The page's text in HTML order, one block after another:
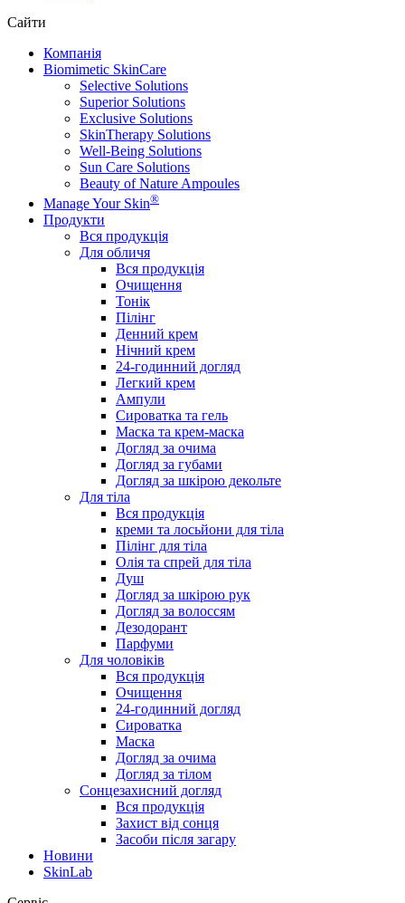
Сайти
Компанія
Biomimetic SkinCare
Selective Solutions
Superior Solutions
Exclusive Solutions
SkinTherapy Solutions
Well-Being Solutions
Sun Care Solutions
Beauty of Nature Ampoules
Manage Your Skin®
Продукти
Вся продукція
Для обличя
Вся продукція
Очищення
Тонік
Пілінг
Денний крем
Нічний крем
24-годинний догляд
Легкий крем
Ампули
Сироватка та гель
Маска та крем-маска
Догляд за очима
Догляд за губами
Догляд за шкірою декольте
Для тіла
Вся продукція
креми та лосьйони для тіла
Пілінг для тіла
Олія та спрей для тіла
Душ
Догляд за шкірою рук
Догляд за волоссям
Дезодорант
Парфуми
Для чоловіків
Вся продукція
Очищення
24-годинний догляд
Сироватка
Маска
Догляд за очима
Догляд за тілом
Сонцезахисний догляд
Вся продукція
Захист від сонця
Засоби після загару
Новини
SkinLab